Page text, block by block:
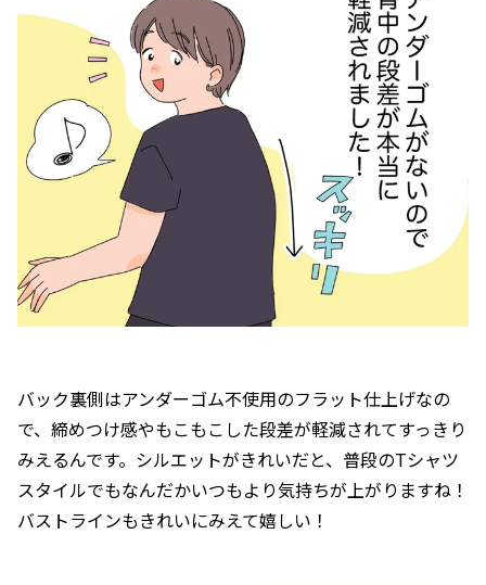
バック裏側はアンダーゴム不使用のフラット仕上げなの
で、締めつけ感やもこもこした段差が軽減されてすっきり
みえるんです。シルエットがきれいだと、普段のTシャツ
スタイルでもなんだかいつもより気持ちが上がりますね！
バストラインもきれいにみえて嬉しい！